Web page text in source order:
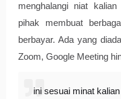
menghalangi niat
pihak membuat
berbayar. Ada yang
Zoom, Google Meeting
ini sesuai minat